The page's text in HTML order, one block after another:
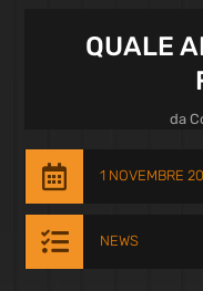
QUALE
da
 1 NOVEMBRE
 NEWS